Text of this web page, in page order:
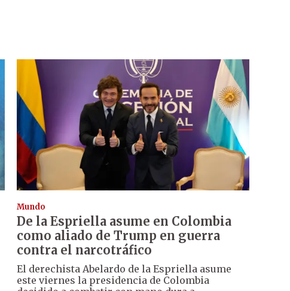
Mundo
De la Espriella asume en Colombia
como aliado de Trump en guerra
contra el narcotráfico
El derechista Abelardo de la Espriella asume
este viernes la presidencia de Colombia